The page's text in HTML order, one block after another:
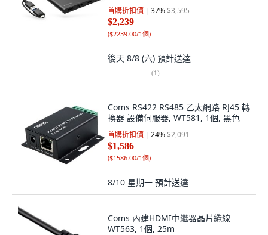
首購折扣價 37%$3,595
$2,239
($2239.00/1個)
後天 8/8 (六) 預計送達
(1)
Coms RS422 RS485 乙太網路 RJ45 轉
換器 設備伺服器, WT581, 1個, 黑色
首購折扣價 24%$2,091
$1,586
($1586.00/1個)
8/10 星期一 預計送達
Coms 內建HDMI中繼器晶片纜線
WT563, 1個, 25m